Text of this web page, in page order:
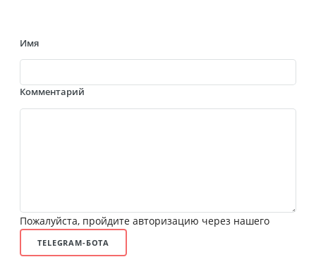
Имя
Комментарий
Пожалуйста, пройдите авторизацию через нашего
TELEGRAM-БОТА